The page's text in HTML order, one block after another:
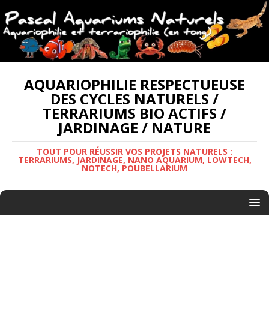
AQUARIOPHILIE RESPECTUEUSE
DES CYCLES NATURELS /
TERRARIUMS BIO ACTIFS /
JARDINAGE / NATURE
TOUT POUR RÉUSSIR VOS PROJETS NATURELS :
TERRARIUMS, JARDINAGE, NANO AQUARIUM, LOWTECH,
NOTECH, POUBELLARIUM